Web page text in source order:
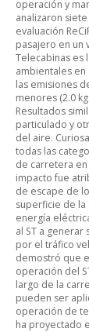
operación y
analizaron
evaluación
pasajero en un
Telecabinas es
ambientales
las emisiones
menores (2.0
Resultados
particulado y
del aire.
todas las
de carretera en
impacto fue
de escape de
superficie de la
energía
al ST a
por el tráfico
demostró que
operación del
largo de la
pueden ser
operación de
ha proyectado